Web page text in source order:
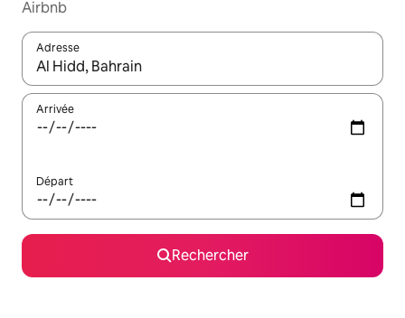
Airbnb
Adresse
Lorsque les résultats s'affichent, utilisez les flèches vers le
Arrivée
Départ
Rechercher